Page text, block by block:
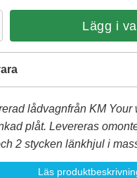
Lägg i
lådvagnfrån KM Your
plåt. Levereras
2 stycken länkhjul i
Läs